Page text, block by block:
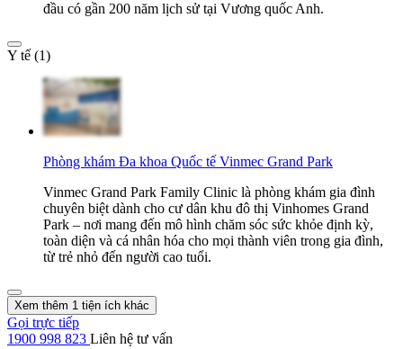
đầu có gần 200 năm lịch sử tại Vương quốc Anh.
Y tế (1)
Phòng khám Đa khoa Quốc tế Vinmec Grand Park
Vinmec Grand Park Family Clinic là phòng khám gia đình
chuyên biệt dành cho cư dân khu đô thị Vinhomes Grand
Park – nơi mang đến mô hình chăm sóc sức khỏe định kỳ,
toàn diện và cá nhân hóa cho mọi thành viên trong gia đình,
từ trẻ nhỏ đến người cao tuổi.
Xem thêm 1 tiện ích khác
Gọi trực tiếp
1900 998 823 Liên hệ tư vấn